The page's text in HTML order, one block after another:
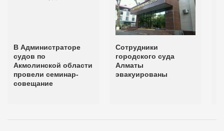
В Администраторе
судов по
Акмолинской области
провели семинар-
совещание
Сотрудники
городского суда
Алматы
эвакуированы